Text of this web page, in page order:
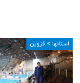
استانها > قزوین